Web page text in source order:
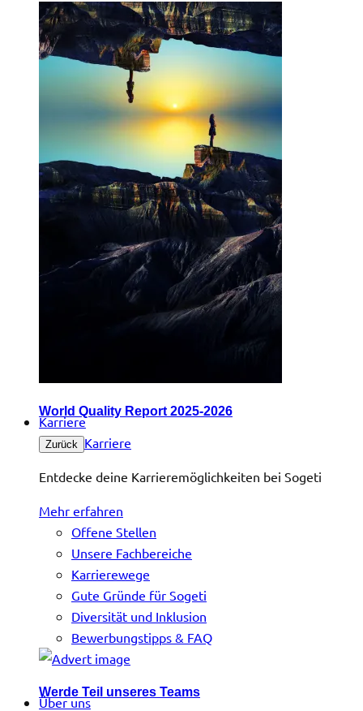
World Quality Report 2025-2026
Karriere
Zurück Karriere
Entdecke deine Karrieremöglichkeiten bei Sogeti
Mehr erfahren
Offene Stellen
Unsere Fachbereiche
Karrierewege
Gute Gründe für Sogeti
Diversität und Inklusion
Bewerbungstipps & FAQ
Werde Teil unseres Teams
Über uns